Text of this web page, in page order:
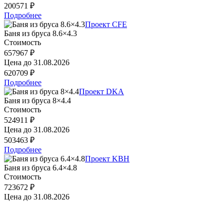
200571 ₽
Подробнее
Проект CFE
Баня из бруса 8.6×4.3
Стоимость
657967 ₽
Цена до 31.08.2026
620709 ₽
Подробнее
Проект DKA
Баня из бруса 8×4.4
Стоимость
524911 ₽
Цена до 31.08.2026
503463 ₽
Подробнее
Проект KBH
Баня из бруса 6.4×4.8
Стоимость
723672 ₽
Цена до 31.08.2026